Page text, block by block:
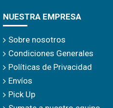
NUESTRA EMPRESA
Sobre nosotros
Condiciones Generales
Políticas de Privacidad
Envíos
Pick Up